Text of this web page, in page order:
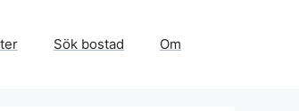
Sök bostad Om